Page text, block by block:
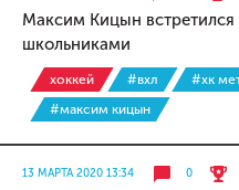
Максим Кицын
школьниками
хоккей #вхл
#хк
#максим кицын
13 МАРТА 2020 13:34 0